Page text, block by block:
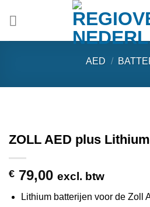
AED /
ZOLL AED plus
€ 79,00 excl. btw
Lithium batterijen voor de Zoll